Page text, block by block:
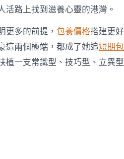
路上找到滋養心靈的港灣。
更多的前提， 包養價格搭建更好
這兩個極端，都成了她追短期包
植一支常識型、技巧型、立異型